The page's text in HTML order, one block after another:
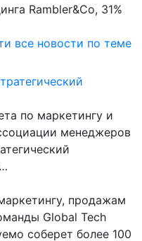
Rambler&Co, 31%
все новости по теме
по маркетингу и
менеджеров
продажам
Global Tech
соберет более 100